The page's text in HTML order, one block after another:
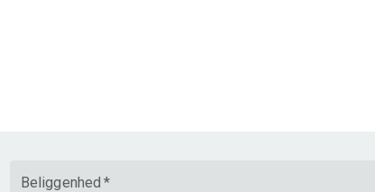
Beliggenhed *